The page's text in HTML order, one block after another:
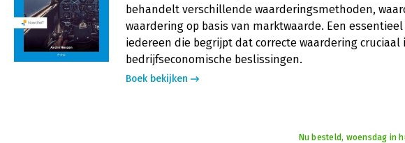
behandelt verschillende waarderingsmethoden,
waardering op basis van marktwaarde. Een
iedereen die begrijpt dat correcte waardering cruciaal
bedrijfseconomische beslissingen.
Boek bekijken
Nu besteld, woensdag in